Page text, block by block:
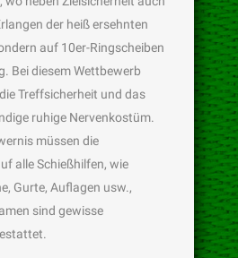
der heiß ersehnten
auf 10er-Ringscheiben
Bei diesem Wettbewerb
Treffsicherheit und das
ruhige Nervenkostüm.
müssen die
alle Schießhilfen, wie
Gurte, Auflagen usw.,
sind gewisse